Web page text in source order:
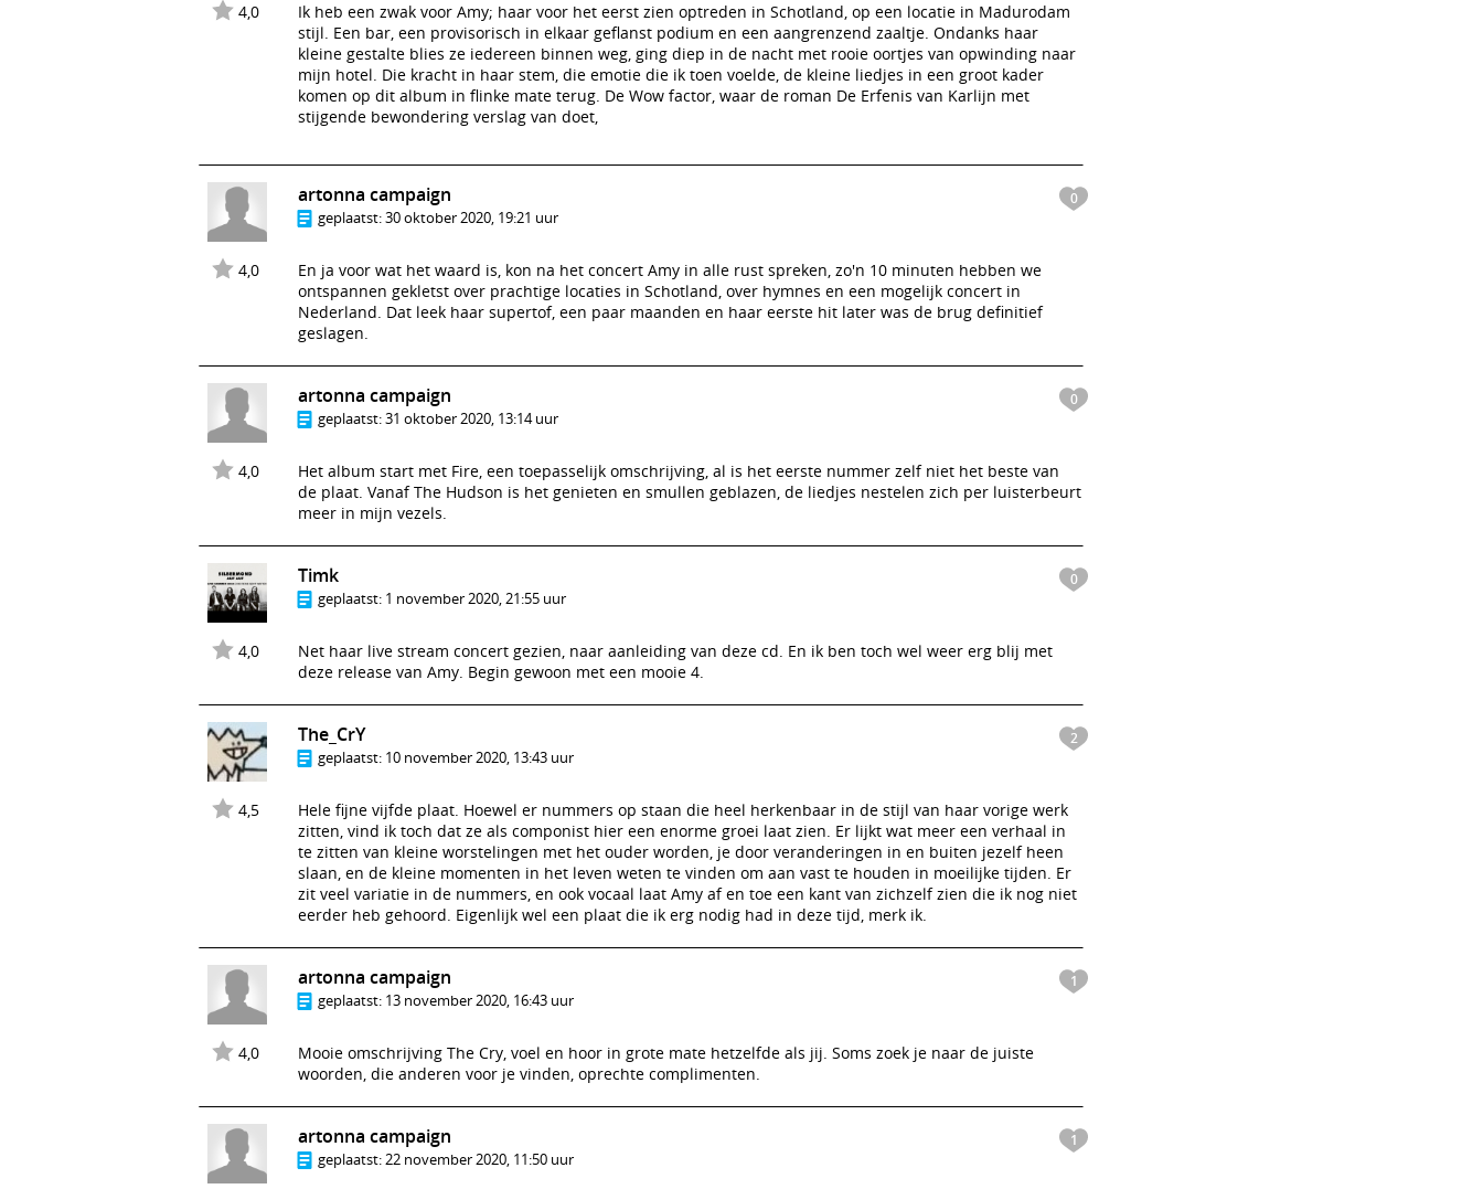
4,0
Ik heb een zwak voor Amy; haar voor het eerst zien optreden in Schotland, op een locatie in Madurodam
stijl. Een bar, een provisorisch in elkaar geflanst podium en een aangrenzend zaaltje. Ondanks haar
kleine gestalte blies ze iedereen binnen weg, ging diep in de nacht met rooie oortjes van opwinding naar
mijn hotel. Die kracht in haar stem, die emotie die ik toen voelde, de kleine liedjes in een groot kader
komen op dit album in flinke mate terug. De Wow factor, waar de roman De Erfenis van Karlijn met
stijgende bewondering verslag van doet,
4,0
0
artonna campaign
geplaatst:30 oktober 2020, 19:21 uur
En ja voor wat het waard is, kon na het concert Amy in alle rust spreken, zo'n 10 minuten hebben we
ontspannen gekletst over prachtige locaties in Schotland, over hymnes en een mogelijk concert in
Nederland. Dat leek haar supertof, een paar maanden en haar eerste hit later was de brug definitief
geslagen.
4,0
0
artonna campaign
geplaatst:31 oktober 2020, 13:14 uur
Het album start met Fire, een toepasselijk omschrijving, al is het eerste nummer zelf niet het beste van
de plaat. Vanaf The Hudson is het genieten en smullen geblazen, de liedjes nestelen zich per luisterbeurt
meer in mijn vezels.
4,0
0
Timk
geplaatst: 1 november 2020, 21:55 uur
Net haar live stream concert gezien, naar aanleiding van deze cd. En ik ben toch wel weer erg blij met
deze release van Amy. Begin gewoon met een mooie 4.
4,5
2
The_CrY
geplaatst: 10 november 2020, 13:43 uur
Hele fijne vijfde plaat. Hoewel er nummers op staan die heel herkenbaar in de stijl van haar vorige werk
zitten, vind ik toch dat ze als componist hier een enorme groei laat zien. Er lijkt wat meer een verhaal in
te zitten van kleine worstelingen met het ouder worden, je door veranderingen in en buiten jezelf heen
slaan, en de kleine momenten in het leven weten te vinden om aan vast te houden in moeilijke tijden. Er
zit veel variatie in de nummers, en ook vocaal laat Amy af en toe een kant van zichzelf zien die ik nog niet
eerder heb gehoord. Eigenlijk wel een plaat die ik erg nodig had in deze tijd, merk ik.
4,0
1
artonna campaign
geplaatst: 13 november 2020, 16:43 uur
Mooie omschrijving The Cry, voel en hoor in grote mate hetzelfde als jij. Soms zoek je naar de juiste
woorden, die anderen voor je vinden, oprechte complimenten.
1
artonna campaign
geplaatst:22 november 2020, 11:50 uur